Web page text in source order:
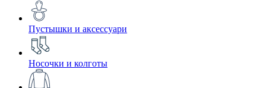
Пустышки и аксессуари
Носочки и колготы